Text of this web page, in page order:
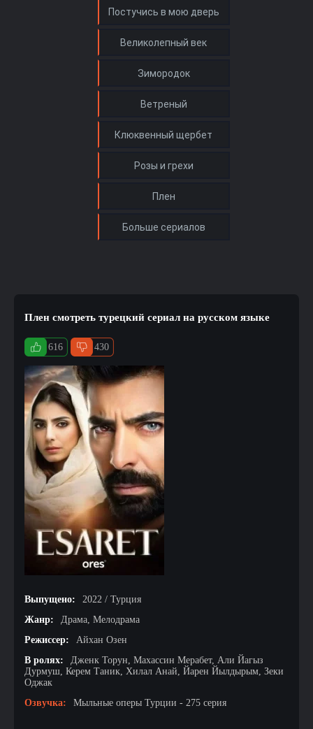
Плен смотреть турецкий сериал на русском языке
616 430
Выпущено:
2022 / Турция
Жанр:
Драма, Мелодрама
Режиссер:
Айхан Озен
В ролях:
Дженк Торун, Махассин Мерабет, Али Йагыз
Дурмуш, Керем Таник, Хилал Анай, Йарен Йылдырым, Зеки
Оджак
Озвучка:
Мыльные оперы Турции - 275 серия